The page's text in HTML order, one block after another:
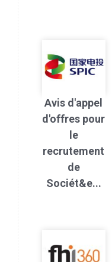
Avis d'appel
d'offres pour
le
recrutement
de
Sociét&e...